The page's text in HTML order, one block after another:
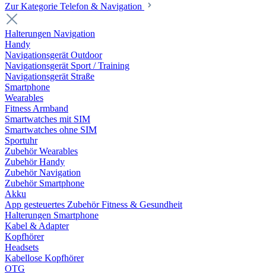
Zur Kategorie Telefon & Navigation
Halterungen Navigation
Handy
Navigationsgerät Outdoor
Navigationsgerät Sport / Training
Navigationsgerät Straße
Smartphone
Wearables
Fitness Armband
Smartwatches mit SIM
Smartwatches ohne SIM
Sportuhr
Zubehör Wearables
Zubehör Handy
Zubehör Navigation
Zubehör Smartphone
Akku
App gesteuertes Zubehör Fitness & Gesundheit
Halterungen Smartphone
Kabel & Adapter
Kopfhörer
Headsets
Kabellose Kopfhörer
OTG